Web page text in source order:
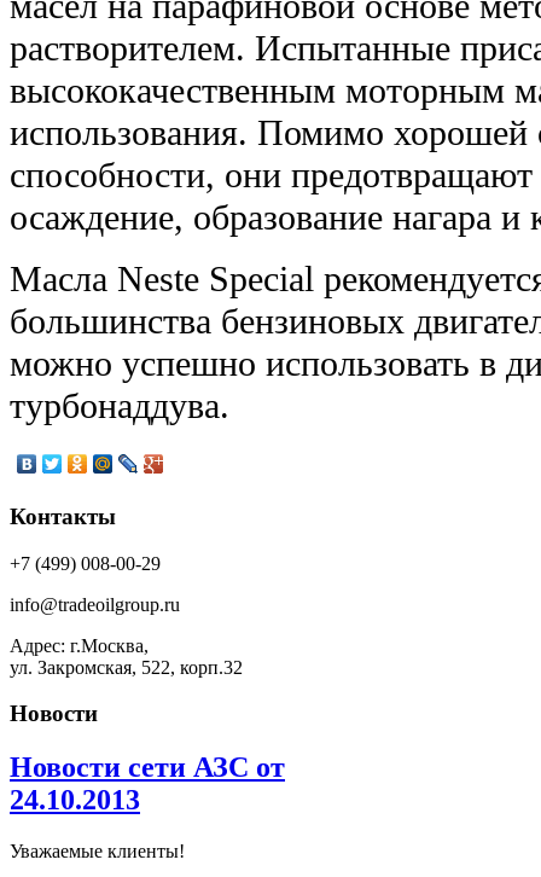
растворителем. Испытанные
высококачественным моторным
использования. Помимо
способности, они предотвращают
осаждение, образование нагара и
Масла Neste Special
большинства бензиновых
можно успешно использовать в
турбонаддува.
Контакты
+7 (499) 008-00-29
info@tradeoilgroup.ru
Адрес: г.Москва,
ул. Закромская, 522, корп.32
Новости
Новости сети АЗС от
24.10.2013
Уважаемые клиенты!